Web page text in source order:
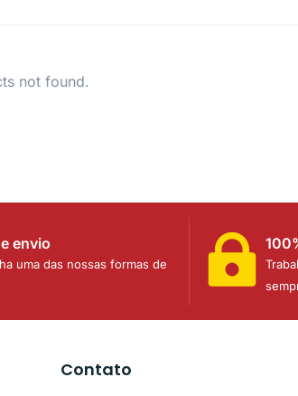
not found.
envio
uma das nossas formas de
Contato